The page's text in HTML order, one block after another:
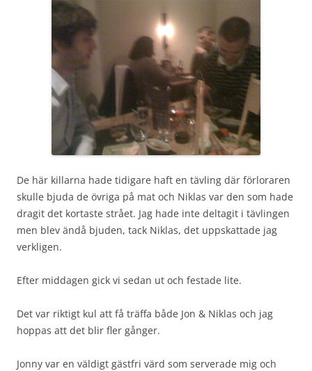
De här killarna hade tidigare haft en tävling där förloraren
skulle bjuda de övriga på mat och Niklas var den som hade
dragit det kortaste strået. Jag hade inte deltagit i tävlingen
men blev ändå bjuden, tack Niklas, det uppskattade jag
verkligen.
Efter middagen gick vi sedan ut och festade lite.
Det var riktigt kul att få träffa både Jon & Niklas och jag
hoppas att det blir fler gånger.
Jonny var en väldigt gästfri värd som serverade mig och